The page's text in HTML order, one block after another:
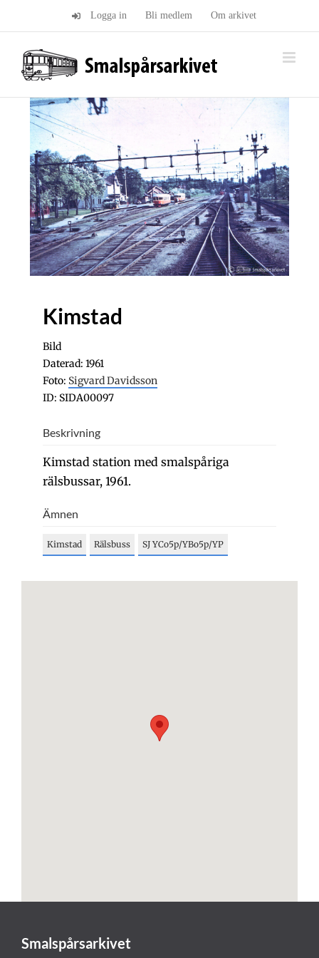
Logga in Bli medlem Om arkivet
Kimstad
Bild
Daterad: 1961
Foto: Sigvard Davidsson
ID: SIDA00097
Beskrivning
Kimstad station med smalspåriga
rälsbussar, 1961.
Ämnen
Kimstad Rälsbuss SJ YCo5p/YBo5p/YP
Smalspårsarkivet